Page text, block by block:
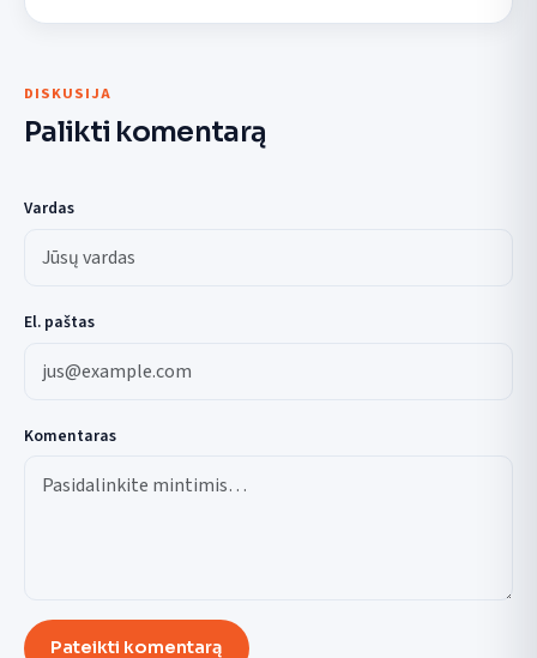
DISKUSIJA
Palikti komentarą
Vardas
El. paštas
Komentaras
Pateikti komentarą